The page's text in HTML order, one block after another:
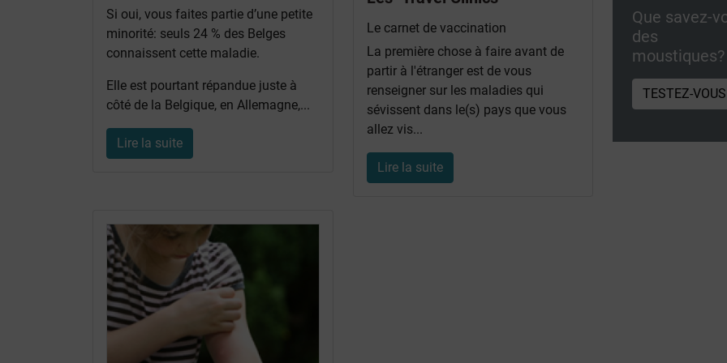
Si oui, vous faites partie d’une petite
minorité: seuls 24 % des Belges
connaissent cette maladie.
Elle est pourtant répandue juste à
côté de la Belgique, en Allemagne,...
Lire la suite
Le carnet de vaccination
La première chose à faire avant de
partir à l'étranger est de vous
renseigner sur les maladies qui
sévissent dans le(s) pays que vous
allez vis...
Lire la suite
Que savez-
des
moustiques?
TESTEZ-VOUS